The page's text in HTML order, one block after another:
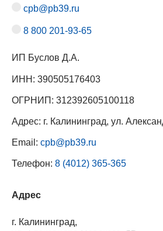
cpb@pb39.ru
8 800 201-93-65
ИП Буслов Д.А.
ИНН: 390505176403
ОГРНИП: 312392605100118
Адрес: г. Калининград, ул.
Email: cpb@pb39.ru
Телефон: 8 (4012) 365-365
Адрес
г. Калининград,